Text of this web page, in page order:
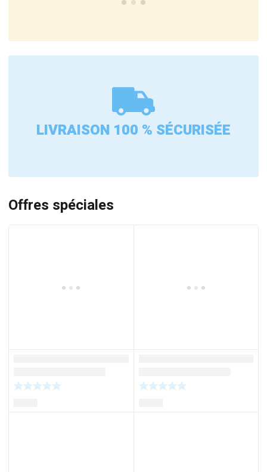
LIVRAISON 100 % SÉCURISÉE
Offres spéciales